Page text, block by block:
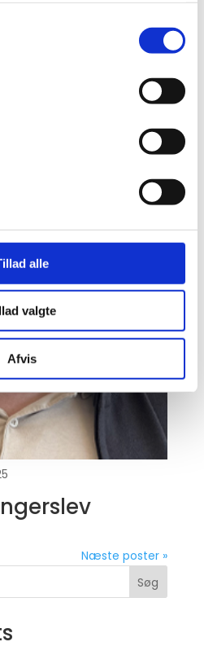
alle
valgte
Afvis
Næste poster »
Søg